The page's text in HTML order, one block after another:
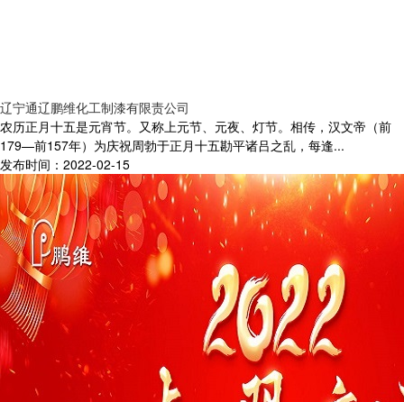
辽宁通辽鹏维化工制漆有限责公司
农历正月十五是元宵节。又称上元节、元夜、灯节。相传，汉文帝（前
179—前157年）为庆祝周勃于正月十五勘平诸吕之乱，每逢...
发布时间：2022-02-15